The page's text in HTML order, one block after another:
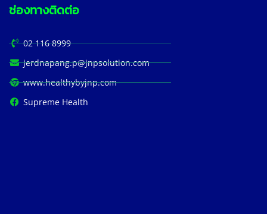
ช่องทางติดต่อ
02 116 8999
jerdnapang.p@jnpsolution.com
www.healthybyjnp.com
Supreme Health